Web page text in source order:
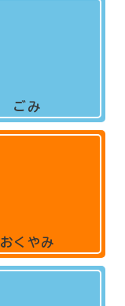
ごみ
おくやみ